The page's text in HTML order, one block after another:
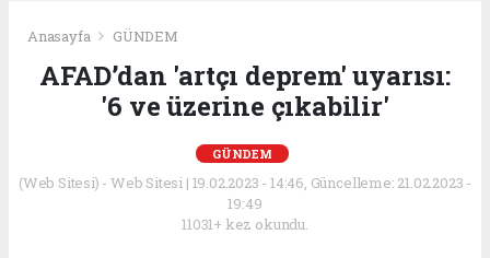
Anasayfa GÜNDEM
AFAD’dan 'artçı deprem' uyarısı:
'6 ve üzerine çıkabilir'
GÜNDEM
(Web Sitesi) - Web Sitesi | 19.02.2023 - 14:46, Güncelleme: 21.02.2023 -
19:49
11031+ kez okundu.